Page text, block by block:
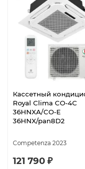
Кассетный
Royal Clima CO-4C
36HNXA/CO-E
36HNX/pan8D2
Competenza 2023
121 790 ₽